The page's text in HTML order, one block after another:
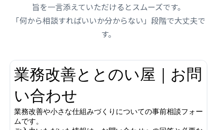
旨を一言添えていただけるとスムーズです。
「何から相談すればいいか分からない」段階で大丈夫で
す。